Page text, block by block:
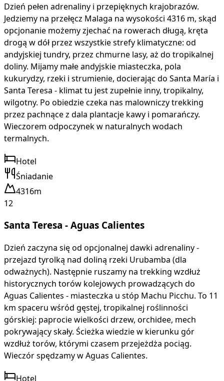
Dzień pełen adrenaliny i przepięknych krajobrazów.
Jedziemy na przełęcz Malaga na wysokości 4316 m, skąd
opcjonanie możemy zjechać na rowerach długą, kręta
drogą w dół przez wszystkie strefy klimatyczne: od
andyjskiej tundry, przez chmurne lasy, aż do tropikalnej
doliny. Mijamy małe andyjskie miasteczka, pola
kukurydzy, rzeki i strumienie, docierając do Santa María i
Santa Teresa - klimat tu jest zupełnie inny, tropikalny,
wilgotny. Po obiedzie czeka nas malowniczy trekking
przez pachnące z dala plantacje kawy i pomarańczy.
Wieczorem odpoczynek w naturalnych wodach
termalnych.
Hotel
Śniadanie
4316m
12
Santa Teresa - Aguas Calientes
Dzień zaczyna się od opcjonalnej dawki adrenaliny -
przejazd tyrolką nad doliną rzeki Urubamba (dla
odważnych). Następnie ruszamy na trekking wzdłuż
historycznych torów kolejowych prowadzących do
Aguas Calientes - miasteczka u stóp Machu Picchu. To 11
km spaceru wśród gęstej, tropikalnej roślinności
górskiej: paprocie wielkości drzew, orchidee, mech
pokrywający skały. Ścieżka wiedzie w kierunku gór
wzdłuż torów, którymi czasem przejeżdża pociąg.
Wieczór spędzamy w Aguas Calientes.
Hotel